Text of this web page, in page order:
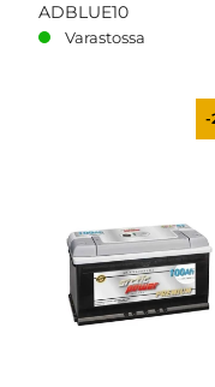
ADBLUE10
Varastossa
-